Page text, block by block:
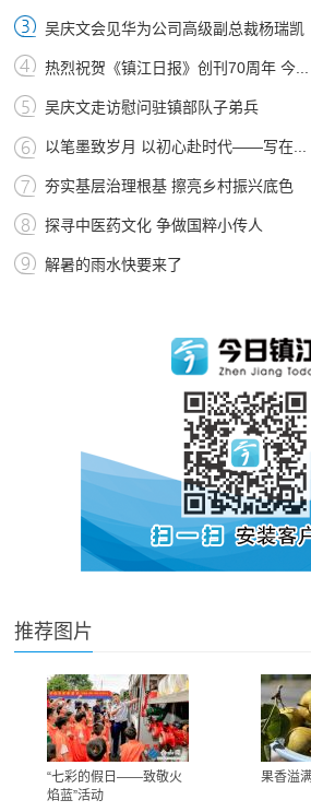
吴庆文会见华为公司高级副总裁杨瑞凯
热烈祝贺《镇江日报》创刊70周年 今...
吴庆文走访慰问驻镇部队子弟兵
以笔墨致岁月 以初心赴时代——写在...
夯实基层治理根基 擦亮乡村振兴底色
探寻中医药文化 争做国粹小传人
解暑的雨水快要来了
推荐图片
“七彩的假日——致敬火
焰蓝”活动
果香溢